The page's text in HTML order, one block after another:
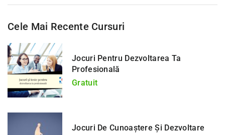
Cele Mai Recente Cursuri
Jocuri Pentru Dezvoltarea Ta
Profesională
Gratuit
Jocuri De Cunoaștere Și Dezvoltare